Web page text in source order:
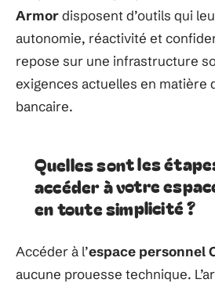
Armordisposent d’outils qui
autonomie, réactivité et
repose sur une infrastructure
exigences actuelles en matière
bancaire.
Quelles sont les
accéder à votre
en toute simplicité ?
Accéder à l’espace personnel
aucune prouesse technique.